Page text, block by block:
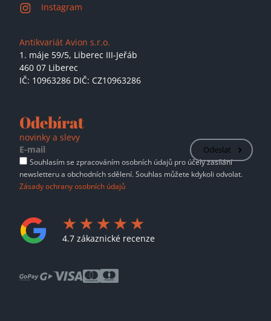
Instagram
Antikvariát Avion s.r.o.
1. máje 59/5, Liberec III-Jeřáb
460 07 Liberec
IČ: 10963286 DIČ: CZ10963286
Odebírat
novinky a slevy
Odeslat
Souhlasím se zpracováním osobních údajů pro účely zasílání
newsletteru a obchodních sdělení. Souhlas můžete kdykoli odvolat.
Zásady ochrany osobních údajů
4.7 zákaznické recenze